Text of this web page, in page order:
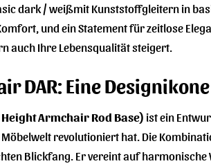
dark / weißmit Kunststoffgleitern in
und ein Statement für zeitlose
auch Ihre Lebensqualität steigert.
DAR: Eine
Armchair Rod Base) ist ein
revolutioniert hat. Die
Blickfang. Er vereint auf